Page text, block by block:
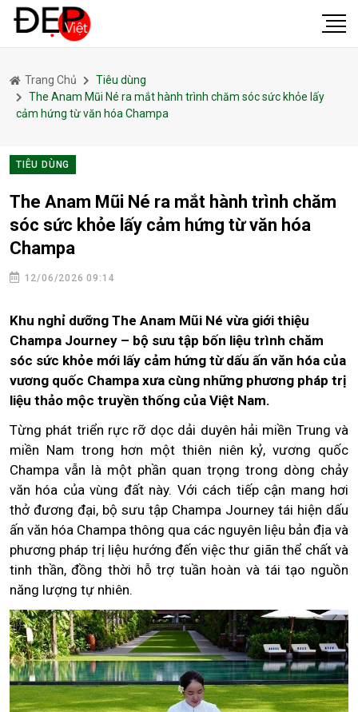
Trang Chủ
Tiêu dùng
The Anam Mũi Né ra mắt hành trình chăm sóc sức khỏe lấy
cảm hứng từ văn hóa Champa
TIÊU DÙNG
The Anam Mũi Né ra mắt hành trình chăm
sóc sức khỏe lấy cảm hứng từ văn hóa
Champa
12/06/2026 09:14
Khu nghỉ dưỡng The Anam Mũi Né vừa giới thiệu
Champa Journey – bộ sưu tập bốn liệu trình chăm
sóc sức khỏe mới lấy cảm hứng từ dấu ấn văn hóa của
vương quốc Champa xưa cùng những phương pháp trị
liệu thảo mộc truyền thống của Việt Nam.
Từng phát triển rực rỡ dọc dải duyên hải miền Trung và
miền Nam trong hơn một thiên niên kỷ, vương quốc
Champa vẫn là một phần quan trọng trong dòng chảy
văn hóa của vùng đất này. Với cách tiếp cận mang hơi
thở đương đại, bộ sưu tập Champa Journey tái hiện dấu
ấn văn hóa Champa thông qua các nguyên liệu bản địa và
phương pháp trị liệu hướng đến việc thư giãn thể chất và
tinh thần, đồng thời hỗ trợ tuần hoàn và tái tạo nguồn
năng lượng tự nhiên.